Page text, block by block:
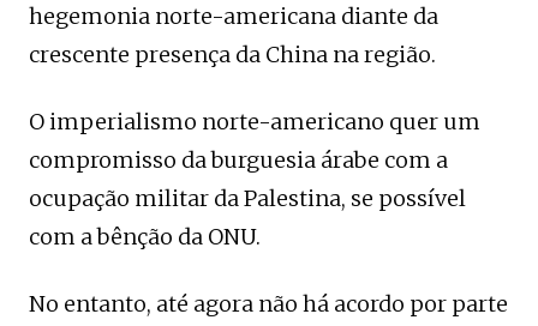
hegemonia norte-americana diante da
crescente presença da China na região.
O imperialismo norte-americano quer um
compromisso da burguesia árabe com a
ocupação militar da Palestina, se possível
com a bênção da ONU.
No entanto, até agora não há acordo por parte